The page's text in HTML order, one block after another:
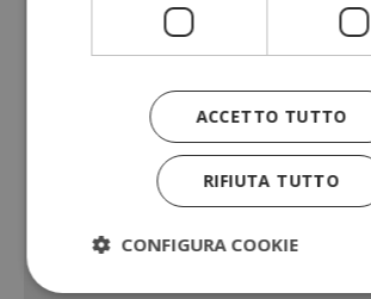
ACCETTO TUTTO
RIFIUTA TUTTO
CONFIGURA COOKIE